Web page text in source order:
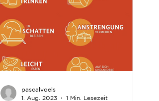
pascalvoels
1. Aug. 2023
1 Min. Lesezeit